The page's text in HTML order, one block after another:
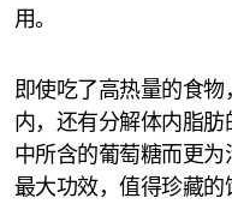
用。
即使吃了高热量的食
内，还有分解体内脂
中所含的葡萄糖而更
最大功效，值得珍藏的